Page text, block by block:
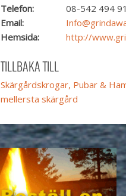
Telefon:
08-542 494 91
Email:
Hemsida:
http://
TILLBAKA TILL
Skärgårdskrogar, Pubar &
mellersta skärgård